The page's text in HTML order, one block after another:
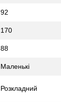
92
170
88
Маленькі
Розкладний